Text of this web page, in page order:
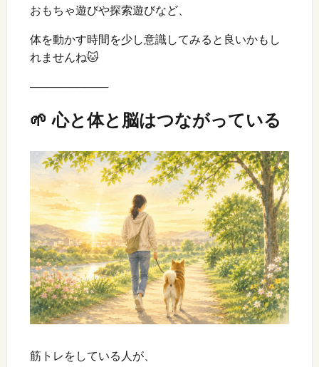
おもちゃ遊びや探索遊びなど、
体を動かす時間を少し意識してみると良いかもし
れませんね🐱
──────────
🌱 心と体と脳はつながっている
筋トレをしている人が、